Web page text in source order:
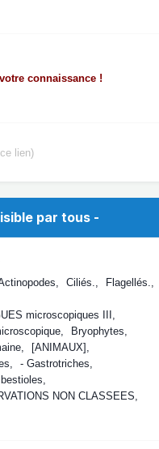
connaissance !
lien)
par tous -
Ciliés.
Flagellés.
microscopiques III
Bryophytes
[ANIMAUX]
- Gastrotriches
NON CLASSEES